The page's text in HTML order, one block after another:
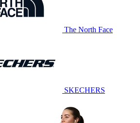
The North Face
SKECHERS